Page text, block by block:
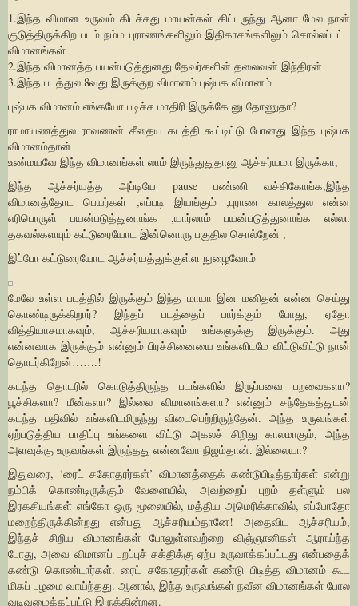
1.இந்த விமான உருவம் கிடச்சது மாயன்கள் கிட்டருந்து ஆனா மேல நான்
குடுத்திருக்கிற படம் நம்ம புராணங்களிலும் இதிகாசங்களிலும் சொல்லப்பட்ட
விமானங்கள்
2.இந்த விமானத்த பயன்படுத்துனது தேவர்களின் தலைவன் இந்திரன்
3.இந்த படத்துல 8வது இருக்குற விமானம் புஷ்பக விமானம்
புஷ்பக விமானம் எங்கயோ படிச்ச மாதிரி இருக்கே னு தோணுதா?
ராமாயணத்துல ராவணன் சீதைய கடத்தி கூட்டிட்டு போனது இந்த புஷ்பக
விமானம்தான்
உண்மயவே இந்த விமானங்கள் லாம் இருந்துதுதானு ஆச்சர்யமா இருக்கா,
இந்த ஆச்சர்யத்த அப்டியே pause பண்ணி வச்சிகோங்க,இந்த
விமானத்தோட பெயர்கள் ,எப்படி இயங்கும் ,புராண காலத்துல என்ன
எரிபொருள் பயன்படுத்துனாங்க ,யார்லாம் பயன்படுத்துனாங்க எல்லா
தகவல்களயும் கட்டுரையோட இன்னொரு பகுதில சொல்றேன் ,
இப்போ கட்டுரையோட ஆச்சர்யத்துக்குள்ள நுழைவோம்
மேலே உள்ள படத்தில் இருக்கும் இந்த மாயா இன மனிதன் என்ன செய்து
கொண்டிருக்கிறார்? இந்தப் படத்தைப் பார்க்கும் போது, ஏதோ
வித்தியாசமாகவும், ஆச்சரியமாகவும் உங்களுக்கு இருக்கும். அது
என்னவாக இருக்கும் என்னும் பிரச்சினையை உங்களிடமே விட்டுவிட்டு நான்
தொடர்கிறேன்…….!
கடந்த தொடரில் கொடுத்திருந்த படங்களில் இருப்பவை பறவைகளா?
பூச்சிகளா? மீன்களா? இல்லை விமானங்களா? என்னும் சந்தேகத்துடன்
கடந்த பதிவில் உங்களிடமிருந்து விடைபெற்றிருந்தேன். அந்த உருவங்கள்
ஏற்படுத்திய பாதிப்பு உங்களை விட்டு அகலச் சிறிது காலமாகும், அந்த
அளவுக்கு உருவங்கள் இருந்தது என்னவோ நிஜம்தான். இல்லையா?
இதுவரை, ‘ரைட் சகோதரர்கள்’ விமானத்தைக் கண்டுபிடித்தார்கள் என்று
நம்பிக் கொண்டிருக்கும் வேளையில், அவற்றைப் புறம் தள்ளும் பல
இரகசியங்கள் எங்கோ ஒரு மூலையில், மத்திய அமெரிக்காவில், எப்போதோ
மறைந்திருக்கின்றது என்பது ஆச்சரியம்தானே! அதைவிட ஆச்சரியம்,
இந்தச் சிறிய விமானங்கள் போலுள்ளவற்றை விஞ்ஞானிகள் ஆராய்ந்த
போது, அவை விமானப் பறப்புச் சக்திக்கு ஏற்ப உருவாக்கப்பட்டது என்பதைக்
கண்டு கொண்டார்கள். ரைட் சகோதரர்கள் கண்டு பிடித்த விமானம் கூட
மிகப் பழமை வாய்ந்தது. ஆனால், இந்த உருவங்கள் நவீன விமானங்கள் போல
வடிவமைக்கப்பட்டு இருக்கின்றன.